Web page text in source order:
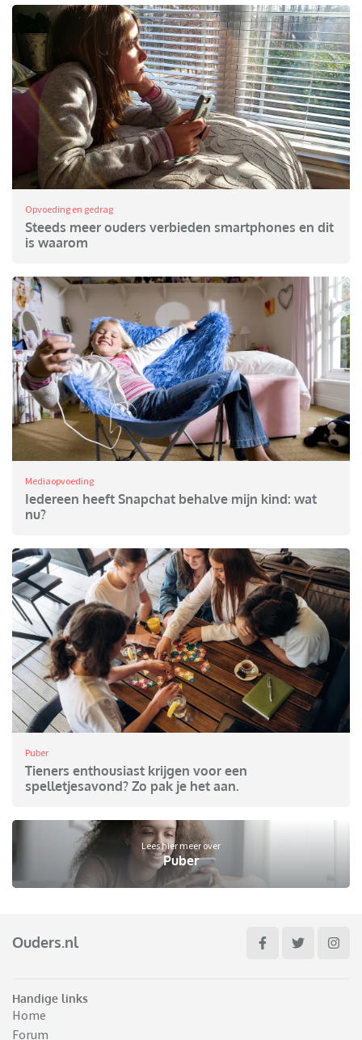
Opvoeding en gedrag
Steeds meer ouders verbieden smartphones en dit
is waarom
Mediaopvoeding
Iedereen heeft Snapchat behalve mijn kind: wat
nu?
Puber
Tieners enthousiast krijgen voor een
spelletjesavond? Zo pak je het aan.
Lees hier meer over
Puber
Ouders.nl
Handige links
Home
Forum